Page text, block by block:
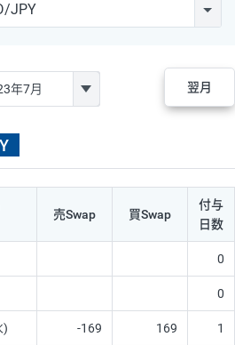
JPY
翌月
売Swap 買Swap
付与
日数
0
0
) -169 169 1